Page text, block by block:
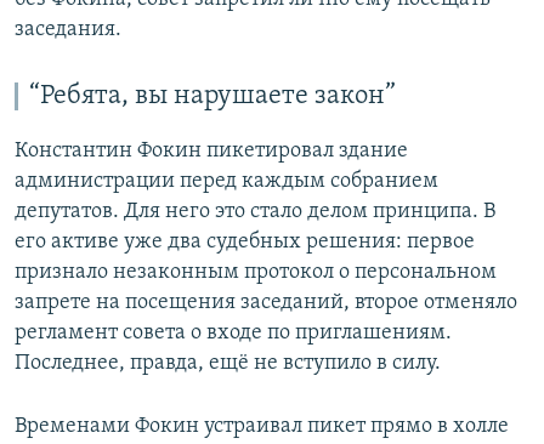
заседания.
“Ребята, вы нарушаете закон”
Константин Фокин пикетировал здание
администрации перед каждым собранием
депутатов. Для него это стало делом принципа. В
его активе уже два судебных решения: первое
признало незаконным протокол о персональном
запрете на посещения заседаний, второе отменяло
регламент совета о входе по приглашениям.
Последнее, правда, ещё не вступило в силу.
Временами Фокин устраивал пикет прямо в холле